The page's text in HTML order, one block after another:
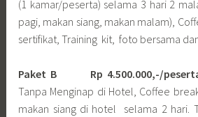
(1 kamar/peserta) selama 3 hari 2
pagi, makan siang, makan malam),
sertifikat, Training kit, foto bersama
Paket B
Rp 4.500.000,-/
Tanpa Menginap di Hotel, Coffee
makan siang di hotel selama 2 hari.